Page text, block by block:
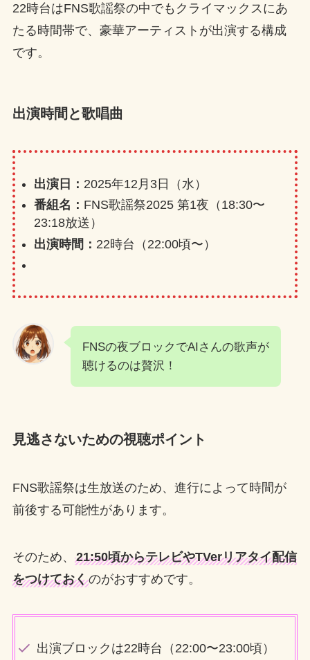
22時台はFNS歌謡祭の中でもクライマックスにあ
たる時間帯で、豪華アーティストが出演する構成
です。
出演時間と歌唱曲
出演日： 2025年12月3日（水）
番組名： FNS歌謡祭2025 第1夜（18:30〜
23:18放送）
出演時間： 22時台（22:00頃〜）
FNSの夜ブロックでAIさんの歌声が
聴けるのは贅沢！
見逃さないための視聴ポイント
FNS歌謡祭は生放送のため、進行によって時間が
前後する可能性があります。
そのため、 21:50頃からテレビやTVerリアタイ配信
をつけておくのがおすすめです。
出演ブロックは22時台（22:00〜23:00頃）